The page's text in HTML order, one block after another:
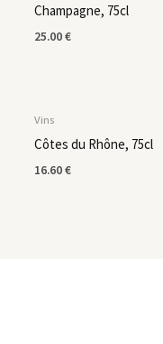
Champagne, 75cl
25.00€
Vins
Côtes du Rhône, 75cl
16.60€